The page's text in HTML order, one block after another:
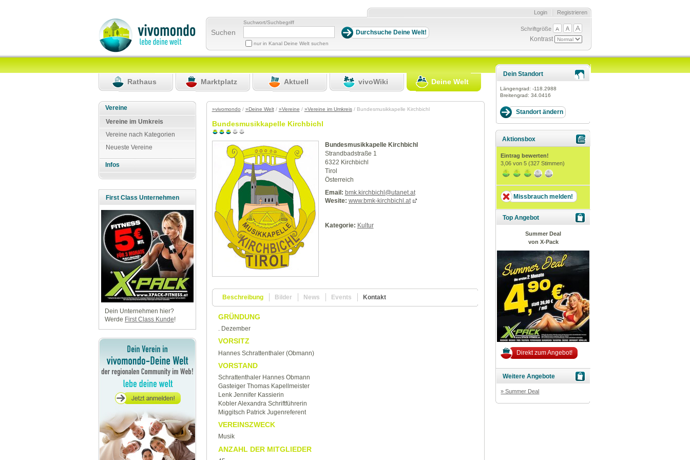
Registrieren
Login
Suchen
Suchwort/Suchbegriff
nur in Kanal Deine Welt suchen
Schriftgröße
Kontrast
Rathaus Marktplatz Aktuell vivoWiki Deine Welt
Vereine
Vereine im Umkreis
Vereine nach Kategorien
Neueste Vereine
Infos
First Class Unternehmen
Dein Unternehmen hier?
Werde First Class Kunde!
»vivomondo / »Deine Welt/ »Vereine / »Vereine im Umkreis/ Bundesmusikkapelle Kirchbichl
Bundesmusikkapelle Kirchbichl
Bundesmusikkapelle Kirchbichl
Strandbadstraße 1
6322 Kirchbichl
Tirol
Österreich
Email: bmk.kirchbichl@utanet.at
Wesite: www.bmk-kirchbichl.at
Kategorie: Kultur
Beschreibung Bilder News Events Kontakt
GRÜNDUNG
. Dezember
VORSITZ
Hannes Schrattenthaler (Obmann)
VORSTAND
Schrattenthaler Hannes Obmann
Gasteiger Thomas Kapellmeister
Lenk Jennifer Kassierin
Kobler Alexandra Schriftführerin
Miggitsch Patrick Jugenreferent
VEREINSZWECK
Musik
ANZAHL DER MITGLIEDER
Dein Standort
Längengrad: -118.2988
Breitengrad: 34.0416
Aktionsbox
Eintrag bewerten!
3,06 von 5 (327 Stimmen)
Missbrauch melden!
Top Angebot
Summer Deal
von X-Pack
Direkt zum Angebot!
Weitere Angebote
» Summer Deal